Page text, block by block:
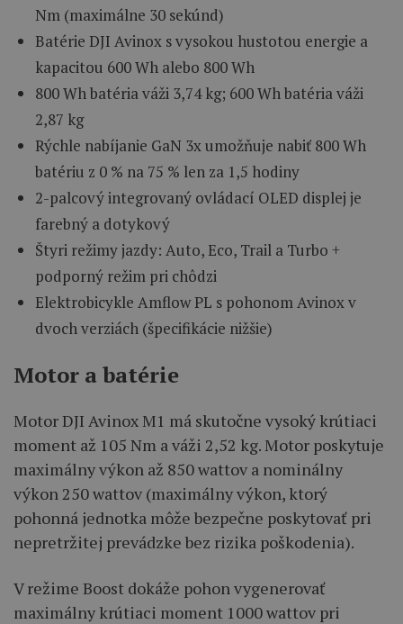
Nm (maximálne 30 sekúnd)
Batérie DJI Avinox s vysokou hustotou energie a
kapacitou 600 Wh alebo 800 Wh
800 Wh batéria váži 3,74 kg; 600 Wh batéria váži
2,87 kg
Rýchle nabíjanie GaN 3x umožňuje nabiť 800 Wh
batériu z 0 % na 75 % len za 1,5 hodiny
2-palcový integrovaný ovládací OLED displej je
farebný a dotykový
Štyri režimy jazdy: Auto, Eco, Trail a Turbo +
podporný režim pri chôdzi
Elektrobicykle Amflow PL s pohonom Avinox v
dvoch verziách (špecifikácie nižšie)
Motor a batérie
Motor DJI Avinox M1 má skutočne vysoký krútiaci
moment až 105 Nm a váži 2,52 kg. Motor poskytuje
maximálny výkon až 850 wattov a nominálny
výkon 250 wattov (maximálny výkon, ktorý
pohonná jednotka môže bezpečne poskytovať pri
nepretržitej prevádzke bez rizika poškodenia).
V režime Boost dokáže pohon vygenerovať
maximálny krútiaci moment 1000 wattov pri